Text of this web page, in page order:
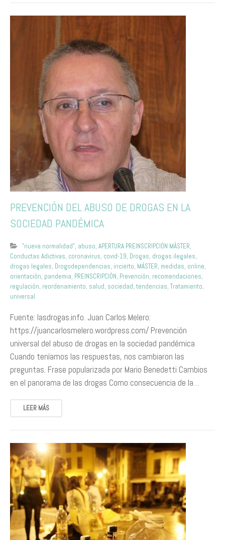
PREVENCIÓN DEL ABUSO DE DROGAS EN LA
SOCIEDAD PANDÉMICA
"nueva normalidad", abuso, APERTURA PREINSCRIPCIÓN MÁSTER,
Conductas Adictivas, coronavirus, covid-19, Drogas, drogas ilegales,
drogas legales, Drogodependencias, incierto, MÁSTER, medidas, online,
orientación, pandemia, PREINSCRIPCIÓN, Prevención, recomendaciones,
regulación, reordenamiento, salud, sociedad, tendencias, Tratamiento,
universal
Fuente: lasdrogas.info. Juan Carlos Melero:
https://juancarlosmelero.wordpress.com/ Prevención
universal del abuso de drogas en la sociedad pandémica
Cuando teníamos las respuestas, nos cambiaron las
preguntas. Frase popularizada por Mario Benedetti Cambios
en el panorama de las drogas Como consecuencia de la…
LEER MÁS